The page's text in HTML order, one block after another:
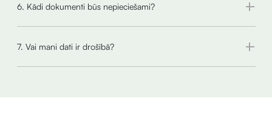
6. Kādi dokumenti būs nepieciešami?
7. Vai mani dati ir drošībā?